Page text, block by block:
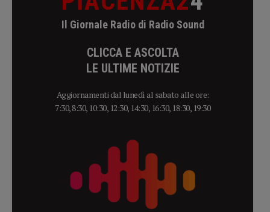
Il Giornale Radio di Radio Sound
CLICCA E ASCOLTA
LE ULTIME NOTIZIE
Aggiornamenti dal lunedì al sabato alle ore:
7:30, 8:30, 10:30, 12:30, 14:30, 16:30, 18:30, 19:30